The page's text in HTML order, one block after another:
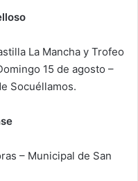
La Mancha y Trofeo
15 de agosto –
Socuéllamos.
– Municipal de San